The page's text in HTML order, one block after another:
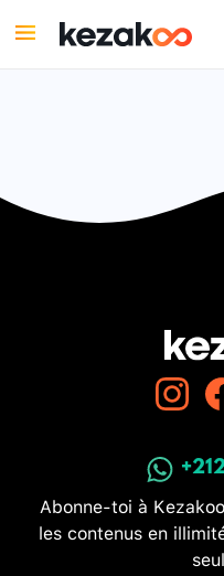
Abonne-toi à
les contenus en